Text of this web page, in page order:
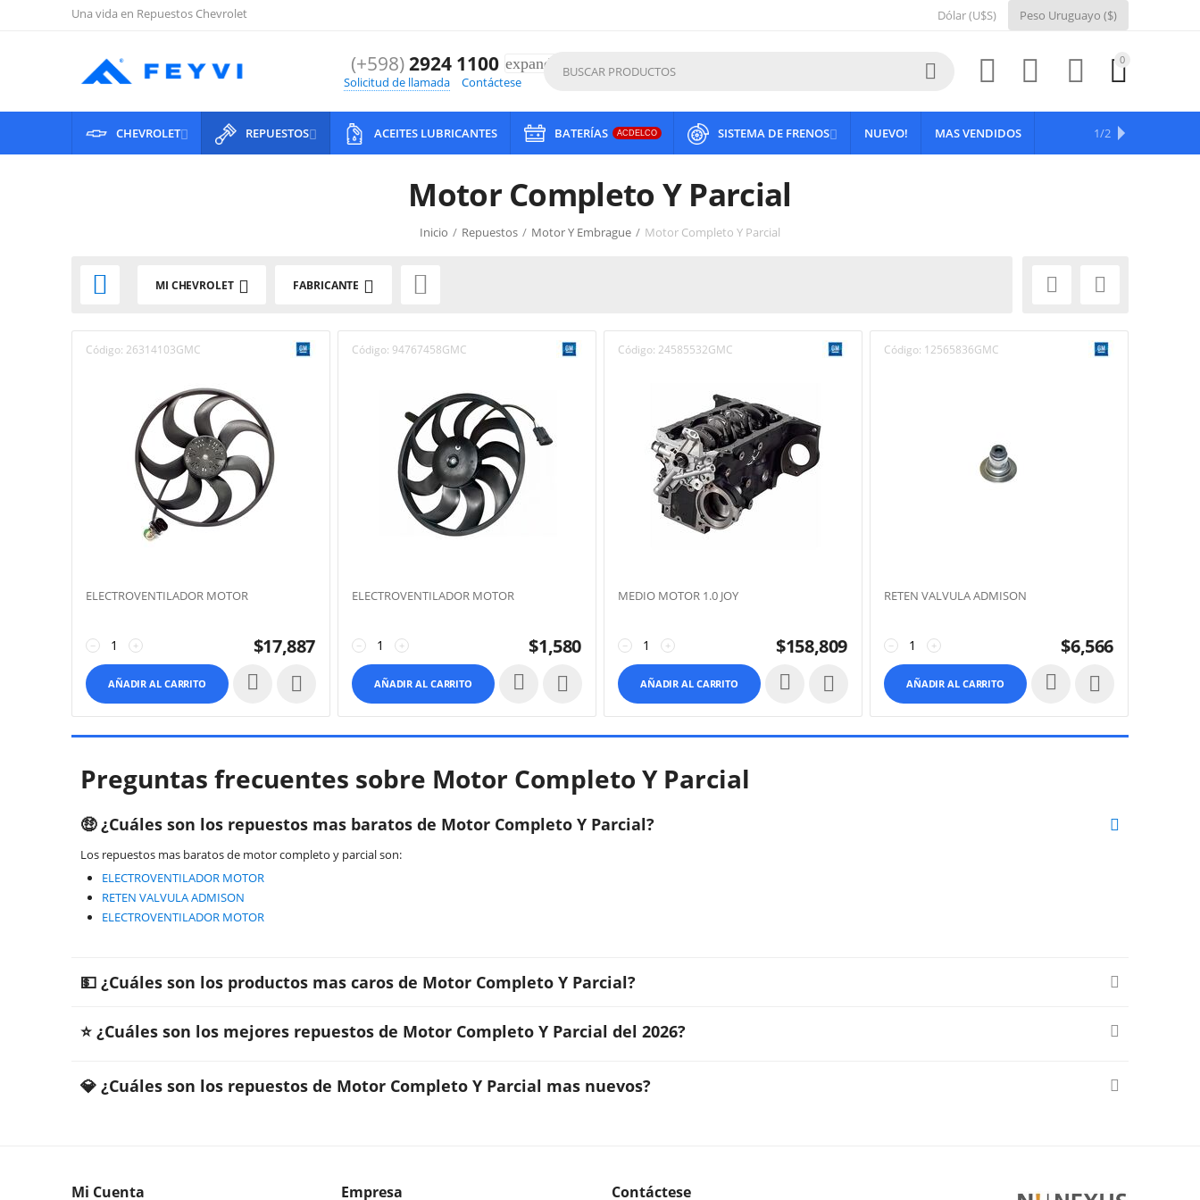
Una vida en Repuestos Chevrolet Dólar (U$S) Peso Uruguayo ($)
(+598)2924 1100 expand_more
Solicitud de llamada Contáctese
0

 


CHEVROLET REPUESTOS ACEITES LUBRICANTES BATERÍAS ACDELCO SISTEMA DE FRENOS NUEVO! MAS VENDIDOS OFERTAS1/2
Motor Completo Y Parcial
Inicio / Repuestos / Motor Y Embrague / Motor Completo Y Parcial
 MI CHEVROLET FABRICANTE   
Código: 26314103GMC
ELECTROVENTILADOR MOTOR
+
− $17,887
AÑADIR AL CARRITO 
Código: 94767458GMC
ELECTROVENTILADOR MOTOR
+
− $1,580
AÑADIR AL CARRITO 
Código: 24585532GMC
MEDIO MOTOR 1.0 JOY
+
− $158,809
AÑADIR AL CARRITO 
Código: 12565836GMC
RETEN VALVULA ADMISON
+
− $6,566
AÑADIR AL CARRITO 
Preguntas frecuentes sobre Motor Completo Y Parcial
🤑 ¿Cuáles son los repuestos mas baratos de Motor Completo Y Parcial?
Los repuestos mas baratos de motor completo y parcial son:
ELECTROVENTILADOR MOTOR
RETEN VALVULA ADMISON
ELECTROVENTILADOR MOTOR
💵 ¿Cuáles son los productos mas caros de Motor Completo Y Parcial?
⭐ ¿Cuáles son los mejores repuestos de Motor Completo Y Parcial del 2026?
💎 ¿Cuáles son los repuestos de Motor Completo Y Parcial mas nuevos?
Mi Cuenta Empresa Contáctese